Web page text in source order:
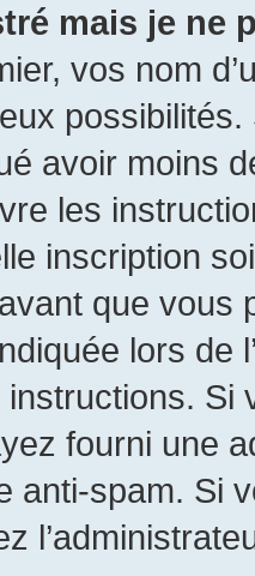
mais je ne
vos nom
avoir moins
les
inscription
que
lors de
Si
fourni une
anti-spam. Si